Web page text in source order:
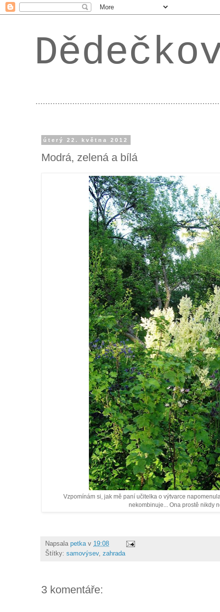
úterý 22. května 2012
Modrá, zelená a bílá
Vzpomínám si, jak mě paní učitelka o výtvarce
nekombinuje... Ona prostě nikdy
Napsala petka v 19:08
Štítky: samovýsev, zahrada
3 komentáře: